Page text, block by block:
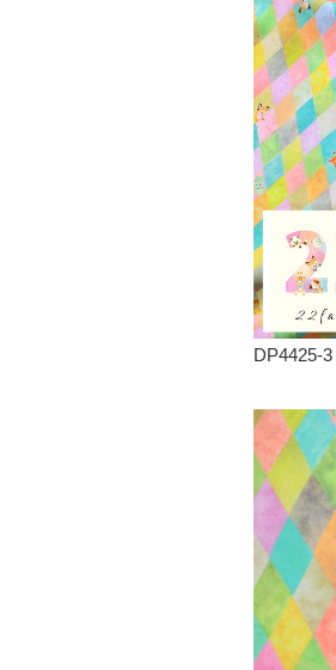
DP4425-